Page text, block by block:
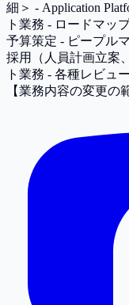
細＞ - Application
ト業務 - ロードマッ
予算策定 - ピープル
採用（人員計画立案
ト業務 - 各種レビュ
【業務内容の変更の